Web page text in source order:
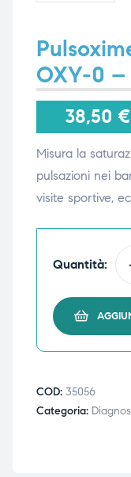
OXY-0
38,50 €
Misura la
pulsazioni nei
visite sportive,
Quantità:
COD: 35056
Categoria: